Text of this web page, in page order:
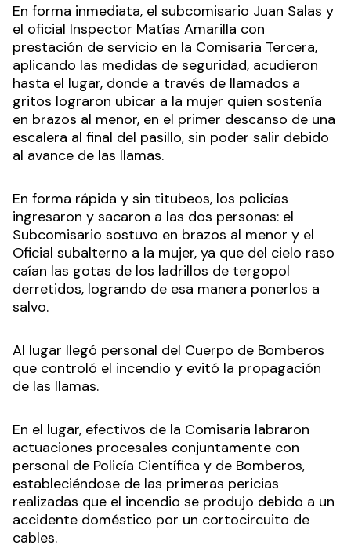
En forma inmediata, el subcomisario Juan Salas y
el oficial Inspector Matías Amarilla con
prestación de servicio en la Comisaria Tercera,
aplicando las medidas de seguridad, acudieron
hasta el lugar, donde a través de llamados a
gritos lograron ubicar a la mujer quien sostenía
en brazos al menor, en el primer descanso de una
escalera al final del pasillo, sin poder salir debido
al avance de las llamas.
En forma rápida y sin titubeos, los policías
ingresaron y sacaron a las dos personas: el
Subcomisario sostuvo en brazos al menor y el
Oficial subalterno a la mujer, ya que del cielo raso
caían las gotas de los ladrillos de tergopol
derretidos, logrando de esa manera ponerlos a
salvo.
Al lugar llegó personal del Cuerpo de Bomberos
que controló el incendio y evitó la propagación
de las llamas.
En el lugar, efectivos de la Comisaria labraron
actuaciones procesales conjuntamente con
personal de Policía Científica y de Bomberos,
estableciéndose de las primeras pericias
realizadas que el incendio se produjo debido a un
accidente doméstico por un cortocircuito de
cables.